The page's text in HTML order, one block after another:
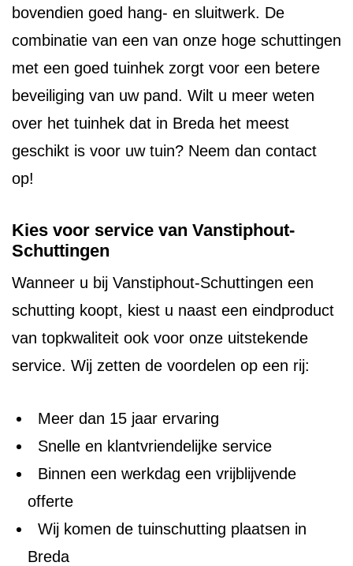
bovendien goed hang- en sluitwerk. De
combinatie van een van onze hoge schuttingen
met een goed tuinhek zorgt voor een betere
beveiliging van uw pand. Wilt u meer weten
over het tuinhek dat in Breda het meest
geschikt is voor uw tuin? Neem dan contact
op!
Kies voor service van Vanstiphout-
Schuttingen
Wanneer u bij Vanstiphout-Schuttingen een
schutting koopt, kiest u naast een eindproduct
van topkwaliteit ook voor onze uitstekende
service. Wij zetten de voordelen op een rij:
Meer dan 15 jaar ervaring
Snelle en klantvriendelijke service
Binnen een werkdag een vrijblijvende
offerte
Wij komen de tuinschutting plaatsen in
Breda